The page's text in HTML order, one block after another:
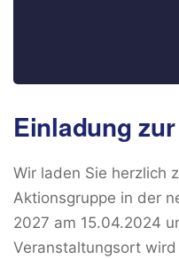
Einladung
Wir laden Sie herzlich
Aktionsgruppe in der
2027 am 15.04.2024
Veranstaltungsort wird